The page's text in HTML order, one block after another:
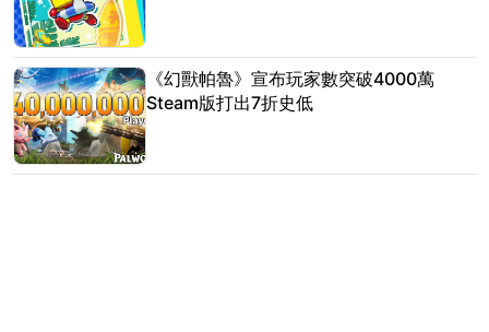
《幻獸帕魯》宣布玩家數突破4000萬
Steam版打出7折史低